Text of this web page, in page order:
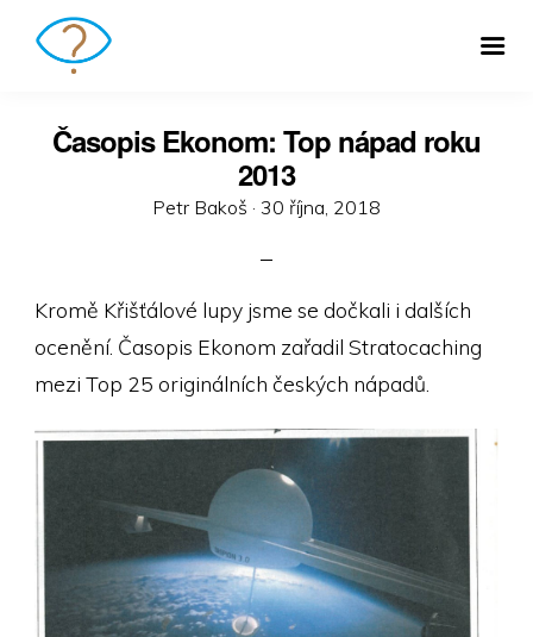
Časopis Ekonom: Top nápad roku
2013
Petr Bakoš · Posted
30 října, 2018
Kromě Křišťálové lupy jsme se dočkali i dalších
ocenění. Časopis Ekonom zařadil Stratocaching
mezi Top 25 originálních českých nápadů.